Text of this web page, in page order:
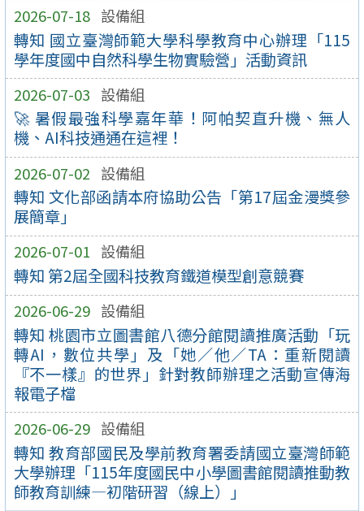
2026-07-18 設備組
轉知 國立臺灣師範大學科學教育中心辦理「115
學年度國中自然科學生物實驗營」活動資訊
2026-07-03 設備組
🚀 暑假最強科學嘉年華！阿帕契直升機、無人
機、AI科技通通在這裡！
2026-07-02 設備組
轉知 文化部函請本府協助公告「第17屆金漫獎參
展簡章」
2026-07-01 設備組
轉知 第2屆全國科技教育鐵道模型創意競賽
2026-06-29 設備組
轉知 桃園市立圖書館八德分館閱讀推廣活動「玩
轉AI，數位共學」及「她／他／TA：重新閱讀
『不一樣』的世界」針對教師辦理之活動宣傳海
報電子檔
2026-06-29 設備組
轉知 教育部國民及學前教育署委請國立臺灣師範
大學辦理「115年度國民中小學圖書館閱讀推動教
師教育訓練—初階研習（線上）」